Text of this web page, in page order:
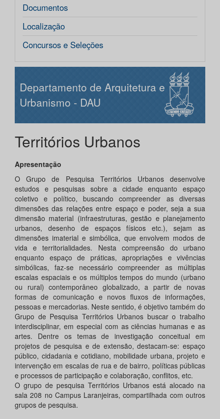
Documentos
Localização
Concursos e Seleções
Departamento de Arquitetura e
Urbanismo - DAU
Territórios Urbanos
Apresentação
O Grupo de Pesquisa Territórios Urbanos desenvolve
estudos e pesquisas sobre a cidade enquanto espaço
coletivo e político, buscando compreender as diversas
dimensões das relações entre espaço e poder, seja a sua
dimensão material (infraestruturas, gestão e planejamento
urbanos, desenho de espaços físicos etc.), sejam as
dimensões imaterial e simbólica, que envolvem modos de
vida e territorialidades. Nesta compreensão do urbano
enquanto espaço de práticas, apropriações e vivências
simbólicas, faz-se necessário compreender as múltiplas
escalas espaciais e os múltiplos tempos do mundo (urbano
ou rural) contemporâneo globalizado, a partir de novas
formas de comunicação e novos fluxos de informações,
pessoas e mercadorias. Neste sentido, é objetivo também do
Grupo de Pesquisa Territórios Urbanos buscar o trabalho
interdisciplinar, em especial com as ciências humanas e as
artes. Dentre os temas de investigação conceitual em
projetos de pesquisa e de extensão, destacam-se: espaço
público, cidadania e cotidiano, mobilidade urbana, projeto e
intervenção em escalas de rua e de bairro, políticas públicas
e processos de participação e colaboração, conflitos, etc.
O grupo de pesquisa Territórios Urbanos está alocado na
sala 208 no Campus Laranjeiras, compartilhada com outros
grupos de pesquisa.